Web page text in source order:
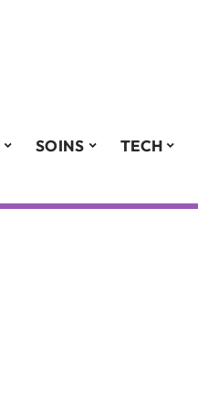
SOINS TECH